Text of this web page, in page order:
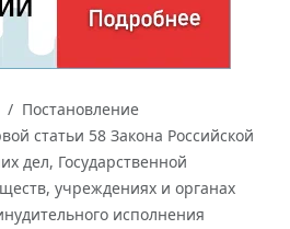
Постановление
статьи 58 Закона Российской
дел, Государственной
учреждениях и органах
исполнения